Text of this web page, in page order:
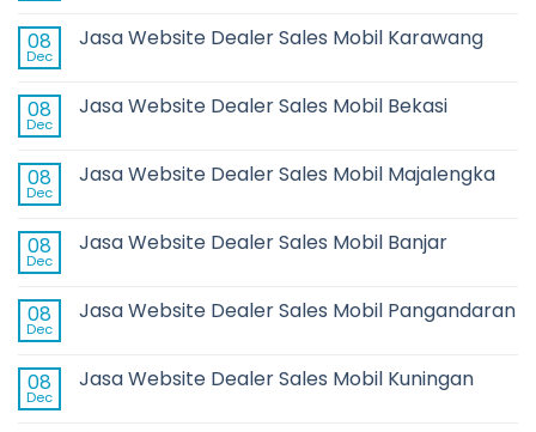
08
Dec
Jasa Website Dealer Sales Mobil Karawang
08
Dec
Jasa Website Dealer Sales Mobil Bekasi
08
Dec
Jasa Website Dealer Sales Mobil Majalengka
08
Dec
Jasa Website Dealer Sales Mobil Banjar
08
Dec
Jasa Website Dealer Sales Mobil Pangandaran
08
Dec
Jasa Website Dealer Sales Mobil Kuningan